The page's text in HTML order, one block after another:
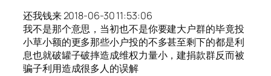
还我钱来 2018-06-30 11:53:06
我不是那个意思，当初也不是你要建大户群的毕竟投
小草小额的更多那些小户投的不多甚至剩下的都是利
息也就破罐子破摔造成维权力量小，建捐款群反而被
骗子利用造成很多人的误解